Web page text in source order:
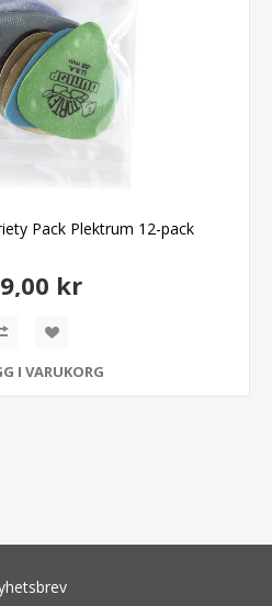
Pack Plektrum 12-pack
kr
I VARUKORG